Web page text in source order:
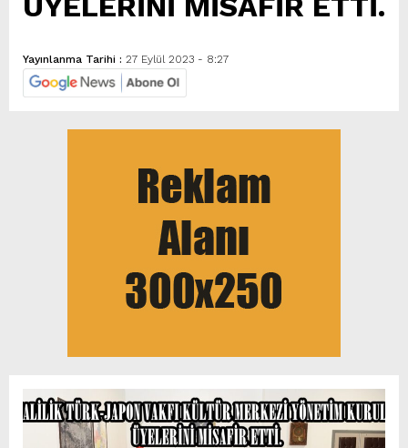
Yayınlanma Tarihi : 27 Eylül 2023 - 8:27